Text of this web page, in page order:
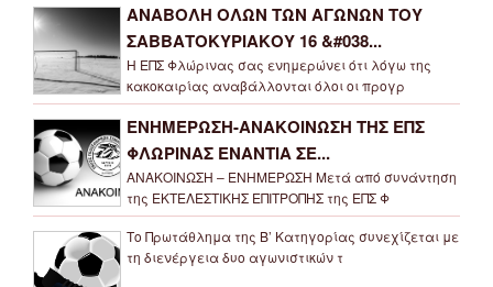
ΑΝΑΒΟΛΗ ΟΛΩΝ ΤΩΝ ΑΓΩΝΩΝ ΤΟΥ
ΣΑΒΒΑΤΟΚΥΡΙΑΚΟΥ 16 &#038...
Η ΕΠΣ Φλώρινας σας ενημερώνει ότι λόγω της
κακοκαιρίας αναβάλλονται όλοι οι προγρ
ΕΝΗΜΕΡΩΣΗ-ΑΝΑΚΟΙΝΩΣΗ ΤΗΣ ΕΠΣ
ΦΛΩΡΙΝΑΣ ΕΝΑΝΤΙΑ ΣΕ...
ΑΝΑΚΟΙΝΩΣΗ – ΕΝΗΜΕΡΩΣΗ Μετά από συνάντηση
της ΕΚΤΕΛΕΣΤΙΚΗΣ ΕΠΙΤΡΟΠΗΣ της ΕΠΣ Φ
Το Πρωτάθλημα της Β’ Κατηγορίας συνεχίζεται με
τη διενέργεια δυο αγωνιστικών τ